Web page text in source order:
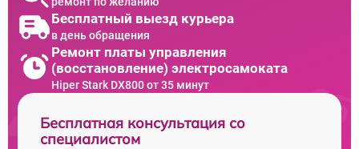
Бесплатный выезд курьера
в день обращения
Ремонт платы управления
(восстановление) электросамоката
Hiper Stark DX800 от 35 минут
Бесплатная консультация со
специалистом